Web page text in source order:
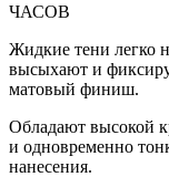
ЧАСОВ
Жидкие тени легко
высыхают и
матовый финиш.
Обладают высокой
и одновременно
нанесения.